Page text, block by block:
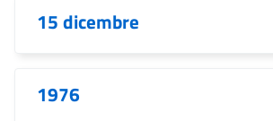
15 dicembre
1976